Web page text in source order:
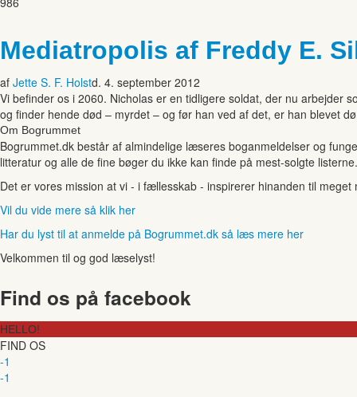
Mediatropolis af Freddy E.
af Jette S. F. Holstd. 4. september 2012
Vi befinder os i 2060. Nicholas er en tidligere soldat, der nu arbejder
og finder hende død – myrdet – og før han ved af det, er han blevet
Om Bogrummet
Bogrummet.dk består af almindelige læseres boganmeldelser og
litteratur og alle de fine bøger du ikke kan finde på mest-solgte listerne.
Det er vores mission at vi - i fællesskab - inspirerer hinanden til
Vil du vide mere så klik her
Har du lyst til at anmelde på Bogrummet.dk så læs mere her
Velkommen til og god læselyst!
Find os på facebook
HELLO!
FIND OS
-1
-1